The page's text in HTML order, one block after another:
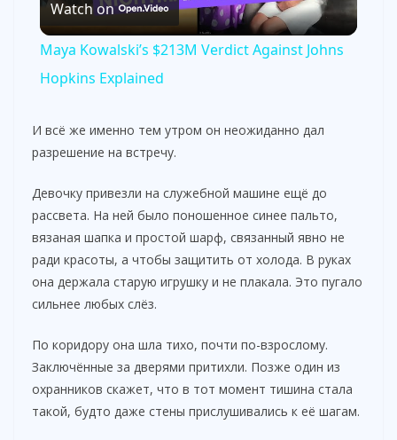
l
y
V
i
d
e
o
Watch on
Maya Kowalski’s $213M Verdict Against Johns
Hopkins Explained
И всё же именно тем утром он неожиданно дал
разрешение на встречу.
Девочку привезли на служебной машине ещё до
рассвета. На ней было поношенное синее пальто,
вязаная шапка и простой шарф, связанный явно не
ради красоты, а чтобы защитить от холода. В руках
она держала старую игрушку и не плакала. Это пугало
сильнее любых слёз.
По коридору она шла тихо, почти по-взрослому.
Заключённые за дверями притихли. Позже один из
охранников скажет, что в тот момент тишина стала
такой, будто даже стены прислушивались к её шагам.